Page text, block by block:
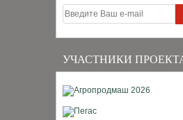
УЧАСТНИКИ